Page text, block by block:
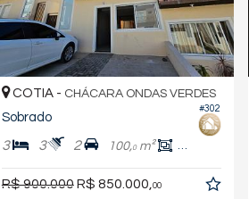
#302
COTIA - CHÁCARA ONDAS VERDES
Sobrado
3 3 2 100,0m² 78,
R$ 900.000R$ 850.000, 00